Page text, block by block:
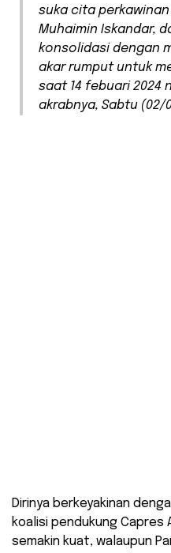
suka cita perkawinan
Muhaimin Iskandar,
konsolidasi dengan
akar rumput untuk
saat 14 febuari 2024
akrabnya, Sabtu (02/
Dirinya berkeyakinan
koalisi pendukung Capres
semakin kuat, walaupun